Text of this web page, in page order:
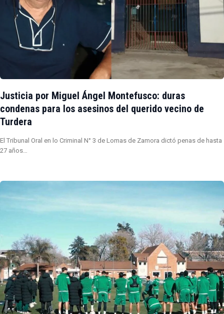
Justicia por Miguel Ángel Montefusco: duras
condenas para los asesinos del querido vecino de
Turdera
El Tribunal Oral en lo Criminal N° 3 de Lomas de Zamora dictó penas de hasta
27 años…